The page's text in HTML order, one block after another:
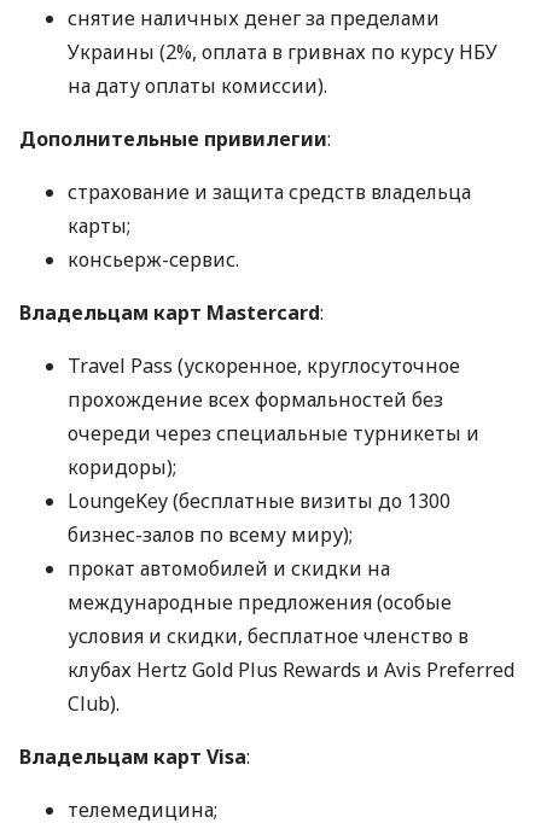
снятие наличных денег за пределами
Украины (2%, оплата в гривнах по курсу НБУ
на дату оплаты комиссии).
Дополнительные привилегии:
страхование и защита средств владельца
карты;
консьерж-сервис.
Владельцам карт Mastercard:
Travel Pass (ускоренное, круглосуточное
прохождение всех формальностей без
очереди через специальные турникеты и
коридоры);
LoungeKey (бесплатные визиты до 1300
бизнес-залов по всему миру);
прокат автомобилей и скидки на
международные предложения (особые
условия и скидки, бесплатное членство в
клубах Hertz Gold Plus Rewards и Avis Preferred
Club).
Владельцам карт Visa:
телемедицина;